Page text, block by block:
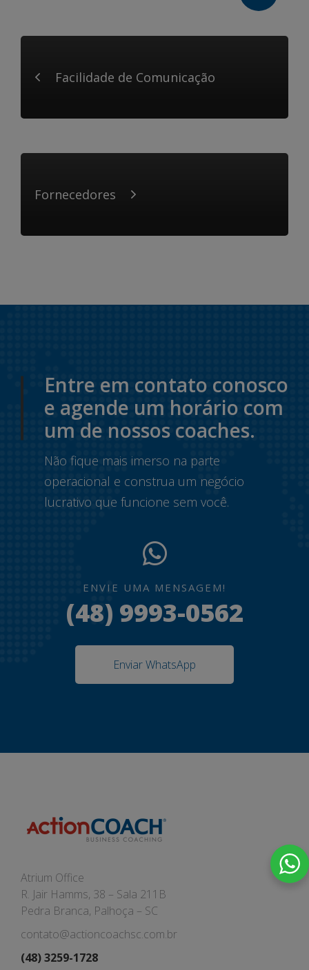
Facilidade de Comunicação
Fornecedores
Entre em contato conosco
e agende um horário com
um de nossos coaches.
Não fique mais imerso na parte
operacional e construa um negócio
lucrativo que funcione sem você.
ENVIE UMA MENSAGEM!
(48) 9993-0562
Enviar WhatsApp
Atrium Office
R. Jair Hamms, 38 – Sala 211B
Pedra Branca, Palhoça – SC
contato@actioncoachsc.com.br
(48) 3259-1728